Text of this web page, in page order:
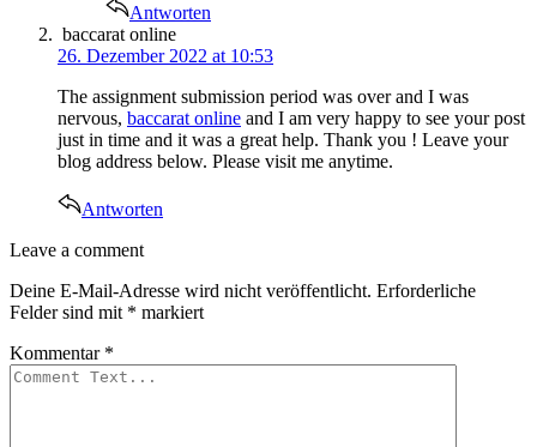
Antworten
says:
baccarat online
26. Dezember 2022 at 10:53
The assignment submission period was over and I was
nervous, baccarat online and I am very happy to see your post
just in time and it was a great help. Thank you ! Leave your
blog address below. Please visit me anytime.
Antworten
Leave
comment
Leave a comment
Deine E-Mail-Adresse wird nicht veröffentlicht. Erforderliche
Felder sind mit * markiert
Kommentar *